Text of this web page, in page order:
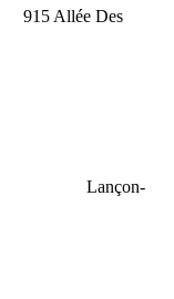
915 Allée Des
Lançon-